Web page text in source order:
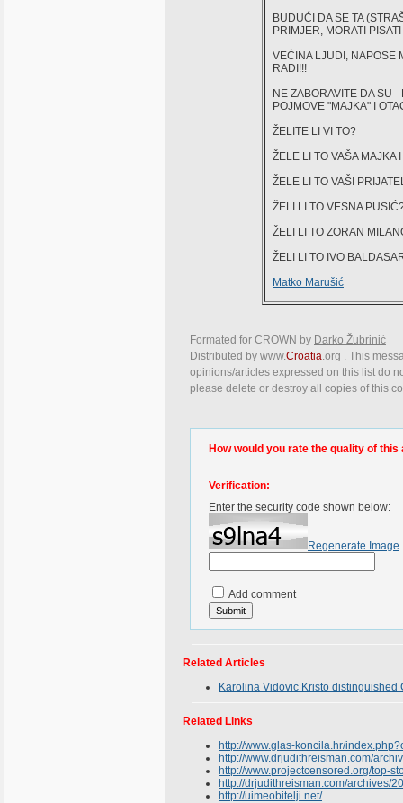
BUDUĆI DA SE TA
PRIMJER, MORATI
VEĆINA LJUDI, NAPOSE
RADI!!!
NE ZABORAVITE DA SU
POJMOVE "MAJKA" I
ŽELITE LI VI TO?
ŽELE LI TO VAŠA MAJKA
ŽELE LI TO VAŠI
ŽELI LI TO VESNA
ŽELI LI TO ZORAN
ŽELI LI TO IVO
Matko Marušić
Formated for CROWN by Darko Žubrinić
Distributed by www.Croatia.org . This
opinions/articles expressed on this list do
please delete or destroy all copies of this
How would you rate the quality of this
Verification:
Enter the security code shown below:
Regenerate Image
Add comment
Related Articles
Karolina Vidovic Kristo distinguished
Related Links
http://www.glas-koncila.hr/
http://www.drjudithreisman.com/
http://www.projectcensored.org/top-
http://drjudithreisman.com/archives/
http://uimeobitelji.net/